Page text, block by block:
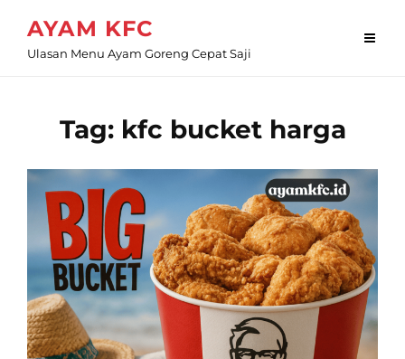
content
AYAM KFC
Ulasan Menu Ayam Goreng Cepat Saji
Tag: kfc bucket harga